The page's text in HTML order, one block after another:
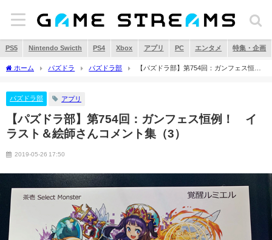
PS5 Nintendo Swicth PS4 Xbox アプリ PC エンタメ 特集・企画
ホーム パズドラ パズドラ部
【パズドラ部】第754回：ガンフェス恒
パズドラ部 アプリ
【パズドラ部】第754回：ガンフェス恒例！ イ
ラスト＆絵師さんコメント集（3）
2019-05-26 17:50